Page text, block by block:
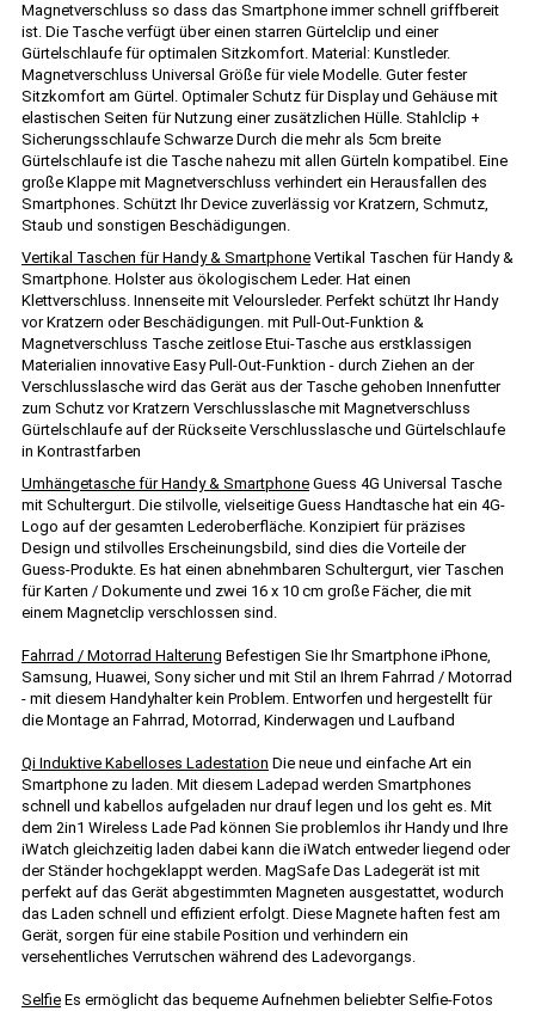
Magnetverschluss so dass das Smartphone immer schnell griffbereit
ist. Die Tasche verfügt über einen starren Gürtelclip und einer
Gürtelschlaufe für optimalen Sitzkomfort. Material: Kunstleder.
Magnetverschluss Universal Größe für viele Modelle. Guter fester
Sitzkomfort am Gürtel. Optimaler Schutz für Display und Gehäuse mit
elastischen Seiten für Nutzung einer zusätzlichen Hülle. Stahlclip +
Sicherungsschlaufe Schwarze Durch die mehr als 5cm breite
Gürtelschlaufe ist die Tasche nahezu mit allen Gürteln kompatibel. Eine
große Klappe mit Magnetverschluss verhindert ein Herausfallen des
Smartphones. Schützt Ihr Device zuverlässig vor Kratzern, Schmutz,
Staub und sonstigen Beschädigungen.
Vertikal Taschen für Handy & Smartphone Vertikal Taschen für Handy &
Smartphone. Holster aus ökologischem Leder. Hat einen
Klettverschluss. Innenseite mit Veloursleder. Perfekt schützt Ihr Handy
vor Kratzern oder Beschädigungen. mit Pull-Out-Funktion &
Magnetverschluss Tasche zeitlose Etui-Tasche aus erstklassigen
Materialien innovative Easy Pull-Out-Funktion - durch Ziehen an der
Verschlusslasche wird das Gerät aus der Tasche gehoben Innenfutter
zum Schutz vor Kratzern Verschlusslasche mit Magnetverschluss
Gürtelschlaufe auf der Rückseite Verschlusslasche und Gürtelschlaufe
in Kontrastfarben
Umhängetasche für Handy & Smartphone Guess 4G Universal Tasche
mit Schultergurt. Die stilvolle, vielseitige Guess Handtasche hat ein 4G-
Logo auf der gesamten Lederoberfläche. Konzipiert für präzises
Design und stilvolles Erscheinungsbild, sind dies die Vorteile der
Guess-Produkte. Es hat einen abnehmbaren Schultergurt, vier Taschen
für Karten / Dokumente und zwei 16 x 10 cm große Fächer, die mit
einem Magnetclip verschlossen sind.
Fahrrad / Motorrad Halterung Befestigen Sie Ihr Smartphone iPhone,
Samsung, Huawei, Sony sicher und mit Stil an Ihrem Fahrrad / Motorrad
- mit diesem Handyhalter kein Problem. Entworfen und hergestellt für
die Montage an Fahrrad, Motorrad, Kinderwagen und Laufband
Qi Induktive Kabelloses Ladestation Die neue und einfache Art ein
Smartphone zu laden. Mit diesem Ladepad werden Smartphones
schnell und kabellos aufgeladen nur drauf legen und los geht es. Mit
dem 2in1 Wireless Lade Pad können Sie problemlos ihr Handy und Ihre
iWatch gleichzeitig laden dabei kann die iWatch entweder liegend oder
der Ständer hochgeklappt werden. MagSafe Das Ladegerät ist mit
perfekt auf das Gerät abgestimmten Magneten ausgestattet, wodurch
das Laden schnell und effizient erfolgt. Diese Magnete haften fest am
Gerät, sorgen für eine stabile Position und verhindern ein
versehentliches Verrutschen während des Ladevorgangs.
Selfie Es ermöglicht das bequeme Aufnehmen beliebter Selfie-Fotos